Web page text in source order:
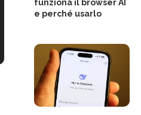
funziona il browser AI
e perché usarlo